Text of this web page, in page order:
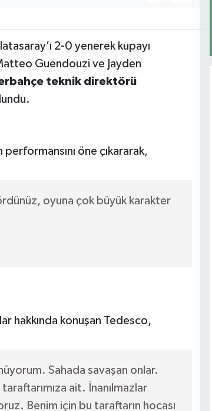
2-0 yenerek kupayı
Guendouzi ve Jayden
teknik direktörü
öne çıkararak,
oyuna çok büyük karakter
hakkında konuşan Tedesco,
Sahada savaşan onlar.
ait. İnanılmazlar
Benim için bu taraftarın hocası